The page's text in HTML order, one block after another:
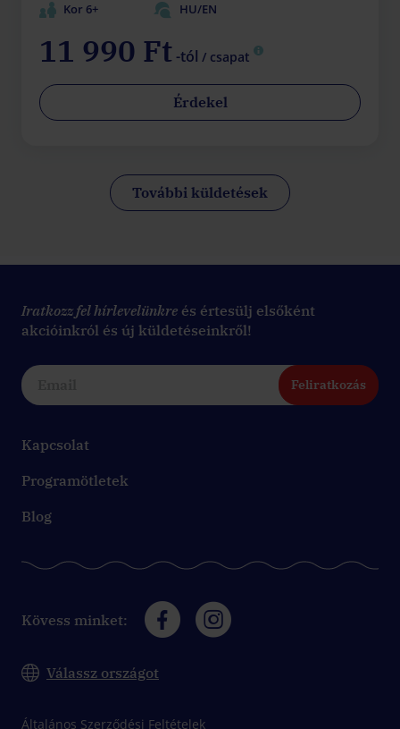
Kor 6+
HU/EN
11 990 Ft-tól / csapat
Érdekel
További küldetések
Iratkozz fel hírlevelünkre és értesülj elsőként
akcióinkról és új küldetéseinkről!
Feliratkozás
Kapcsolat
Programötletek
Blog
Kövess minket:
Válassz országot
Általános Szerződési Feltételek